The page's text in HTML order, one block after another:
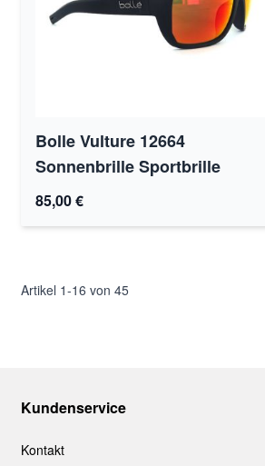
Bolle Vulture 12664
Sonnenbrille Sportbrille
85,00 €
Artikel 1-16 von 45
Kundenservice
Kontakt